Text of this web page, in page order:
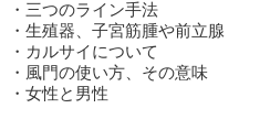
・三つのライン手法
・生殖器、子宮筋腫や前立腺
・カルサイについて
・風門の使い方、その意味
・女性と男性